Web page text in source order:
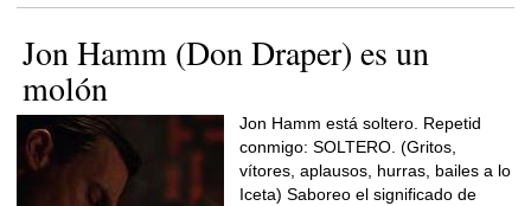
Jon Hamm (Don Draper) es un
molón
Jon Hamm está soltero. Repetid
conmigo: SOLTERO. (Gritos,
vítores, aplausos, hurras, bailes a lo
Iceta) Saboreo el significado de